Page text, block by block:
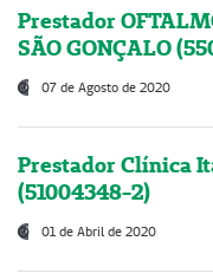
Prestador
SÃO GONÇALO
07 de Agosto de 2020
Prestador Clínica
(51004348-2)
01 de Abril de 2020